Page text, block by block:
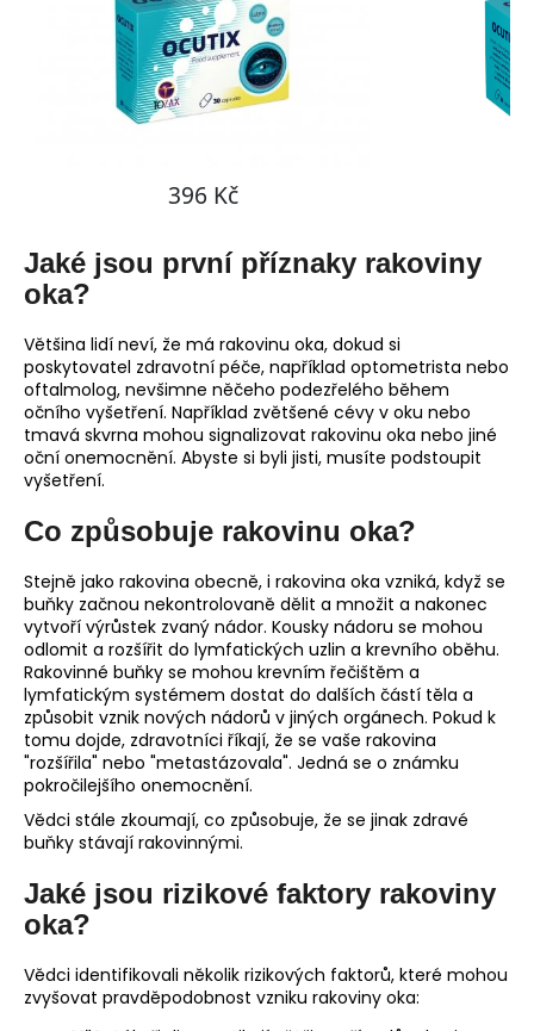
Jaké jsou první příznaky rakoviny
oka?
Většina lidí neví, že má rakovinu oka, dokud si
poskytovatel zdravotní péče, například optometrista nebo
oftalmolog, nevšimne něčeho podezřelého během
očního vyšetření. Například zvětšené cévy v oku nebo
tmavá skvrna mohou signalizovat rakovinu oka nebo jiné
oční onemocnění. Abyste si byli jisti, musíte podstoupit
vyšetření.
Co způsobuje rakovinu oka?
Stejně jako rakovina obecně, i rakovina oka vzniká, když se
buňky začnou nekontrolovaně dělit a množit a nakonec
vytvoří výrůstek zvaný nádor. Kousky nádoru se mohou
odlomit a rozšířit do lymfatických uzlin a krevního oběhu.
Rakovinné buňky se mohou krevním řečištěm a
lymfatickým systémem dostat do dalších částí těla a
způsobit vznik nových nádorů v jiných orgánech. Pokud k
tomu dojde, zdravotníci říkají, že se vaše rakovina
"rozšířila" nebo "metastázovala". Jedná se o známku
pokročilejšího onemocnění.
Vědci stále zkoumají, co způsobuje, že se jinak zdravé
buňky stávají rakovinnými.
Jaké jsou rizikové faktory rakoviny
oka?
Vědci identifikovali několik rizikových faktorů, které mohou
zvyšovat pravděpodobnost vzniku rakoviny oka: